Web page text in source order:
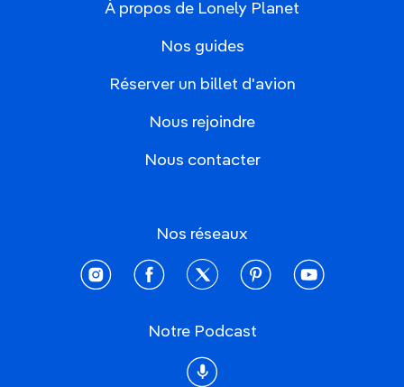
À propos de Lonely Planet
Nos guides
Réserver un billet d'avion
Nous rejoindre
Nous contacter
Nos réseaux
instagramfacebooktwitter pinterestyoutube
Notre Podcast
Podcast